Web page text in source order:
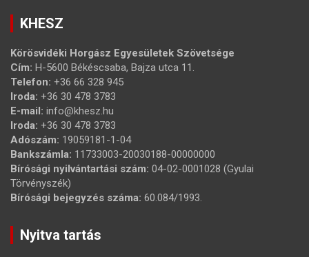
KHESZ
Körösvidéki Horgász Egyesületek Szövetsége
Cím: H-5600 Békéscsaba, Bajza utca 11.
Telefon: +36 66 328 945
Iroda: +36 30 478 3783
E-mail: info@khesz.hu
Iroda: +36 30 478 3783
Adószám: 19059181-1-04
Bankszámla: 11733003-20030188-00000000
Bírósági nyilvántartási szám: 04-02-0001028 (Gyulai
Törvényszék)
Bírósági bejegyzés száma: 60.084/1993.
Nyitva tartás